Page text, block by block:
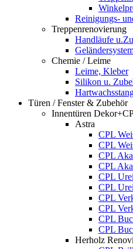
Reinigungs-
Treppenrenovierung
Handläufe
Chemie / Leime
Leime, Kleber
Silikon u.
Türen / Fenster & Zubehör
Innentüren
Astra
CPL
CPL
CPL
CPL
CPL
CPL
CPL
CPL
CPL
CPL
Herholz